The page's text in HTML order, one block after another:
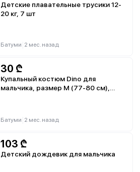
Детские плавательные трусики 12-
20 кг, 7 шт
Батуми 2 мес. назад
30 ₾
Купальный костюм Dino для
мальчика, размер M (77-80 см),
Батуми 2 мес. назад
103 ₾
Детский дождевик для мальчика